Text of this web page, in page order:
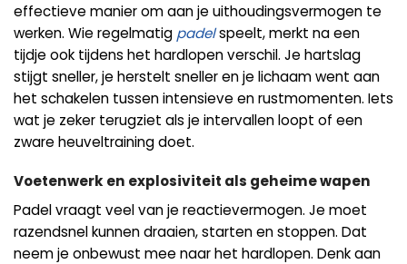
effectieve manier om aan je uithoudingsvermogen te
werken. Wie regelmatig padelspeelt, merkt na een
tijdje ook tijdens het hardlopen verschil. Je hartslag
stijgt sneller, je herstelt sneller en je lichaam went aan
het schakelen tussen intensieve en rustmomenten. Iets
wat je zeker terugziet als je intervallen loopt of een
zware heuveltraining doet.
Voetenwerk en explosiviteit als geheime wapen
Padel vraagt veel van je reactievermogen. Je moet
razendsnel kunnen draaien, starten en stoppen. Dat
neem je onbewust mee naar het hardlopen. Denk aan